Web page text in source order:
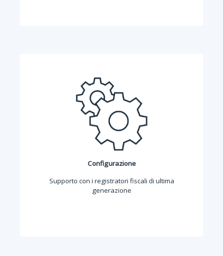
Configurazione
Supporto con i registratori fiscali di ultima
generazione